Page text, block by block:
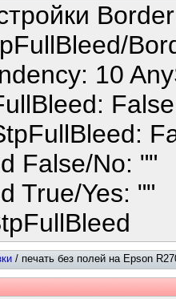
10
False
False/No: ""
True/Yes: ""
/ печать без полей на Epson